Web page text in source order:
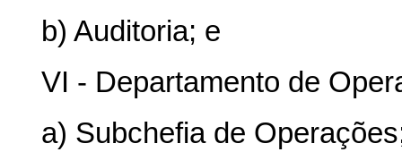
b) Auditoria; e
VI - Departamento de
a) Subchefia de